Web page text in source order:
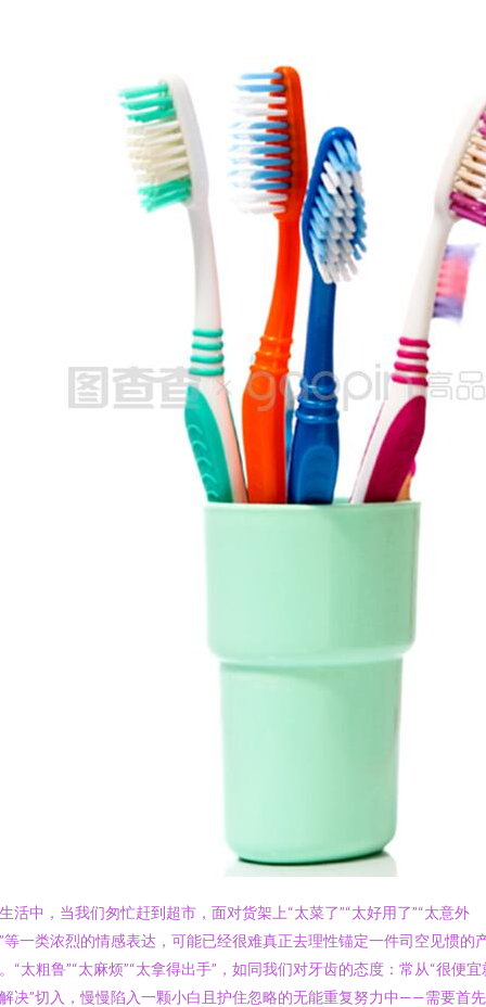
活中，当我们匆忙赶到超市，面对货架上“太菜了”“太好用了”“太意外
等一类浓烈的情感表达，可能已经很难真正去理性锚定一件司空见惯的
“太粗鲁”“太麻烦”“太拿得出手”，如同我们对牙齿的态度：常从“很便宜
决”切入，慢慢陷入一颗小白且护住忽略的无能重复努力中——需要首